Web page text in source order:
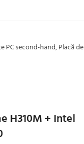
PC second-hand,Placă de
H310M + Intel